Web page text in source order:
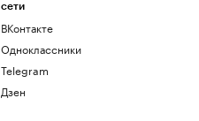
сети
ВКонтакте
Одноклассники
Telegram
Дзен